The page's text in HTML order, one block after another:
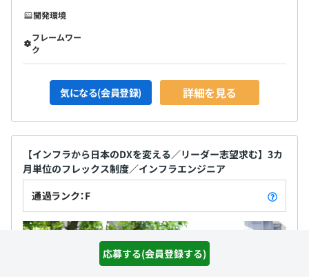
応募する(会員登録する)
開発環境
フレームワー
ク
気になる(会員登録) 詳細を見る
【インフラから日本のDXを変える／リーダー志望求む】3カ
月単位のフレックス制度／インフラエンジニア
通過ランク：F